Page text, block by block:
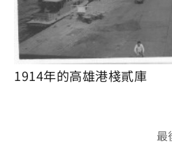
1914年的高雄港棧貳庫
最